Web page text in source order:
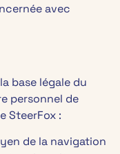
avec
base légale du
personnel de
SteerFox :
de la navigation